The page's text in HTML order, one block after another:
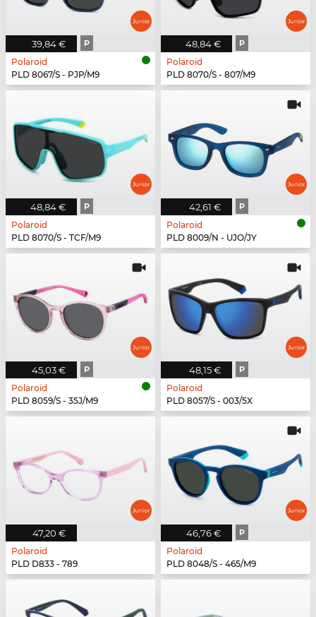
39,84 € P
Polaroid
PLD 8067/S - PJP/M9
48,84 € P
Polaroid
PLD 8070/S - 807/M9
48,84 € P
Polaroid
PLD 8070/S - TCF/M9
42,61 € P
Polaroid
PLD 8009/N - UJO/JY
45,03 € P
Polaroid
PLD 8059/S - 35J/M9
48,15 € P
Polaroid
PLD 8057/S - 003/5X
47,20 €
Polaroid
PLD D833 - 789
46,76 € P
Polaroid
PLD 8048/S - 465/M9